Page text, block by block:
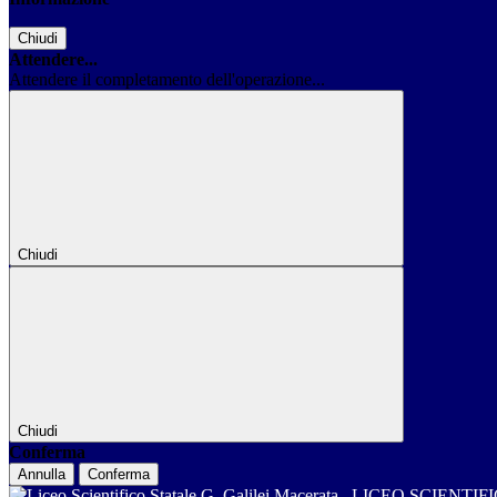
Chiudi
Attendere...
Attendere il completamento dell'operazione...
Chiudi
Chiudi
Conferma
Annulla Conferma